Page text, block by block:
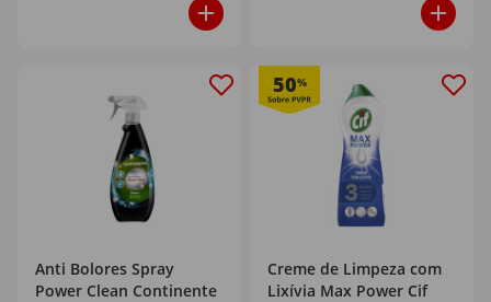
Anti Bolores Spray
Power Clean Continente
50%
Creme de Limpeza com
Lixívia Max Power Cif